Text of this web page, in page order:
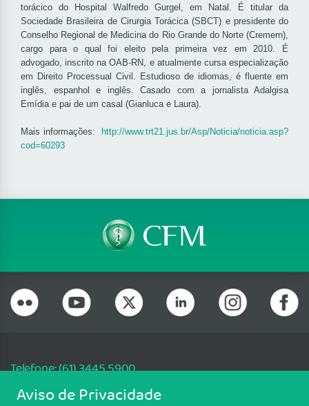
torácico do Hospital Walfredo Gurgel, em Natal. É titular da
Sociedade Brasileira de Cirurgia Torácica (SBCT) e presidente do
Conselho Regional de Medicina do Rio Grande do Norte (Cremern),
cargo para o qual foi eleito pela primeira vez em 2010. É
advogado, inscrito na OAB-RN, e atualmente cursa especialização
em Direito Processual Civil. Estudioso de idiomas, é fluente em
inglês, espanhol e inglês. Casado com a jornalista Adalgisa
Emídia e pai de um casal (Gianluca e Laura).
Mais informações:
http://www.trt21.jus.br/Asp/Noticia/noticia.asp?
cod=60293
Telefone: (61) 3445 5900
Email: cfm@portalmedico.org.br
Aviso de Privacidade